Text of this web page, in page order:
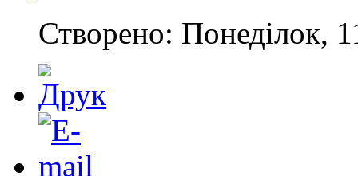
Створено: Понеділок,